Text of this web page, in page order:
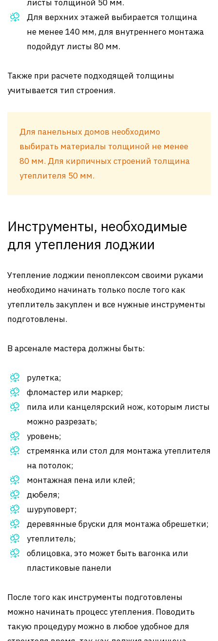
листы толщиной 50 мм.
Для верхних этажей выбирается толщина
не менее 140 мм, для внутреннего монтажа
подойдут листы 80 мм.
Также при расчете подходящей толщины
учитывается тип строения.
Для панельных домов необходимо
выбирать материалы толщиной не менее
80 мм. Для кирпичных строений толщина
утеплителя 50 мм.
Инструменты, необходимые
для утепления лоджии
Утепление лоджии пеноплексом своими руками
необходимо начинать только после того как
утеплитель закуплен и все нужные инструменты
подготовлены.
В арсенале мастера должны быть:
рулетка;
фломастер или маркер;
пила или канцелярский нож, которым листы
можно разрезать;
уровень;
стремянка или стол для монтажа утеплителя
на потолок;
монтажная пена или клей;
дюбеля;
шуруповерт;
деревянные бруски для монтажа обрешетки;
утеплитель;
облицовка, это может быть вагонка или
пластиковые панели
После того как инструменты подготовлены
можно начинать процесс утепления. Поводить
такую процедуру можно в любое удобное для